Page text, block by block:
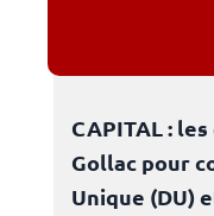
CAPITAL :
Gollac pour
Unique (DU)